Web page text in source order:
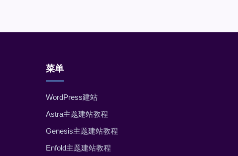
菜单
WordPress建站
Astra主题建站教程
Genesis主题建站教程
Enfold主题建站教程